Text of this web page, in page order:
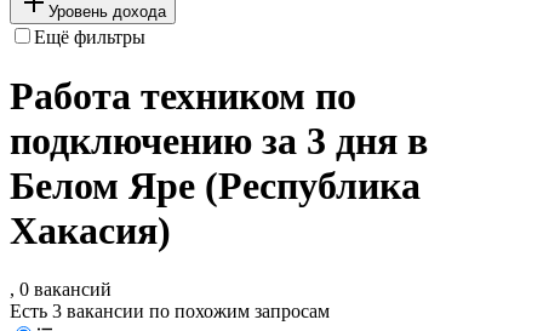
Уровень дохода
Ещё фильтры
Работа техником по
подключению за 3 дня в
Белом Яре (Республика
Хакасия)
, 0 вакансий
Есть 3 вакансии по похожим запросам